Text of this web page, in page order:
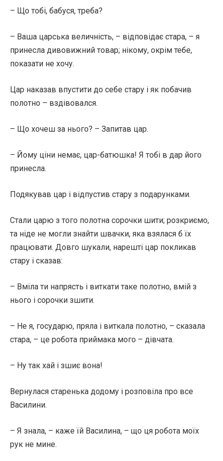
– Що тобі, бабуся, треба?
– Ваша царська величність, – відповідає стара, – я
принесла дивовижний товар; нікому, окрім тебе,
показати не хочу.
Цар наказав впустити до себе стару і як побачив
полотно – вздівовался.
– Що хочеш за нього? – Запитав цар.
– Йому ціни немає, цар-батюшка! Я тобі в дар його
принесла.
Подякував цар і відпустив стару з подарунками.
Стали царю з того полотна сорочки шити; розкриємо,
та ніде не могли знайти швачки, яка взялася б їх
працювати. Довго шукали, нарешті цар покликав
стару і сказав:
– Вміла ти напрясть і виткати таке полотно, вмій з
нього і сорочки зшити.
– Не я, государю, пряла і виткала полотно, – сказала
стара, – це робота приймака мого – дівчата.
– Ну так хай і зшиє вона!
Вернулася старенька додому і розповіла про все
Василини.
– Я знала, – каже їй Василина, – що ця робота моїх
рук не мине.